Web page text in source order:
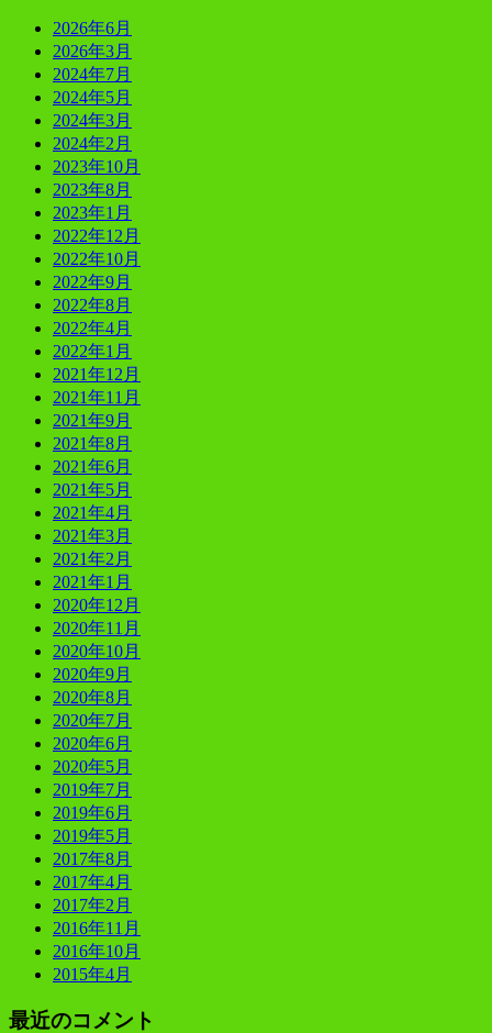
2026年6月
2026年3月
2024年7月
2024年5月
2024年3月
2024年2月
2023年10月
2023年8月
2023年1月
2022年12月
2022年10月
2022年9月
2022年8月
2022年4月
2022年1月
2021年12月
2021年11月
2021年9月
2021年8月
2021年6月
2021年5月
2021年4月
2021年3月
2021年2月
2021年1月
2020年12月
2020年11月
2020年10月
2020年9月
2020年8月
2020年7月
2020年6月
2020年5月
2019年7月
2019年6月
2019年5月
2017年8月
2017年4月
2017年2月
2016年11月
2016年10月
2015年4月
最近のコメント